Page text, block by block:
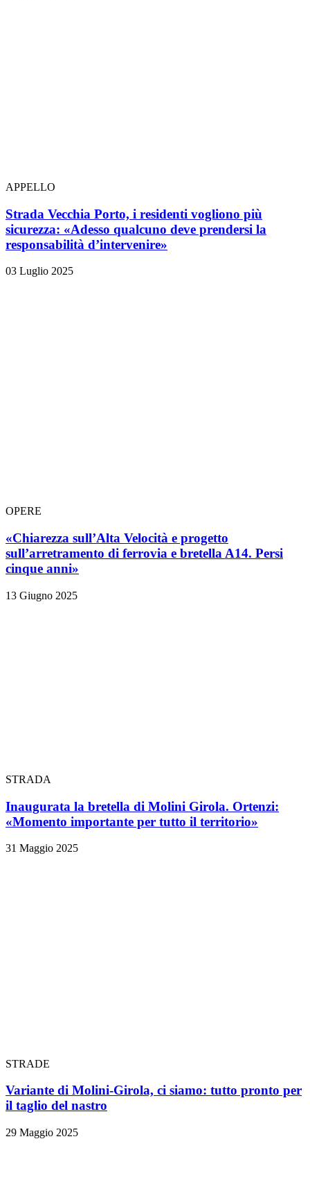
APPELLO
Strada Vecchia Porto, i residenti vogliono più
sicurezza: «Adesso qualcuno deve prendersi la
responsabilità d’intervenire»
03 Luglio 2025
OPERE
«Chiarezza sull’Alta Velocità e progetto
sull’arretramento di ferrovia e bretella A14. Persi
cinque anni»
13 Giugno 2025
STRADA
Inaugurata la bretella di Molini Girola. Ortenzi:
«Momento importante per tutto il territorio»
31 Maggio 2025
STRADE
Variante di Molini-Girola, ci siamo: tutto pronto per
il taglio del nastro
29 Maggio 2025